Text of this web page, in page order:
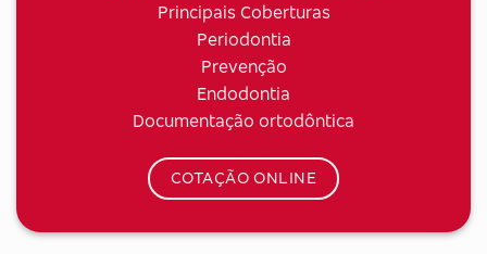
Principais Coberturas
Periodontia
Prevenção
Endodontia
Documentação ortodôntica
COTAÇÃO ONLINE